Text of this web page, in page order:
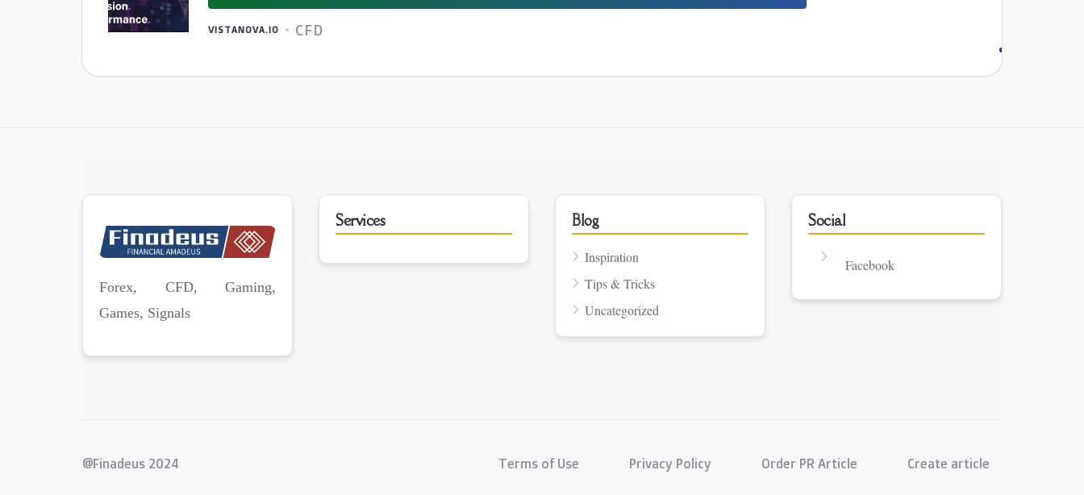
VISTANOVA.IO CFD
Forex, CFD, Gaming,
Games, Signals
Services Blog
Inspiration
Tips & Tricks
Uncategorized
Social
Facebook
@Finadeus 2024 Terms of Use Privacy Policy Order PR Article Create article